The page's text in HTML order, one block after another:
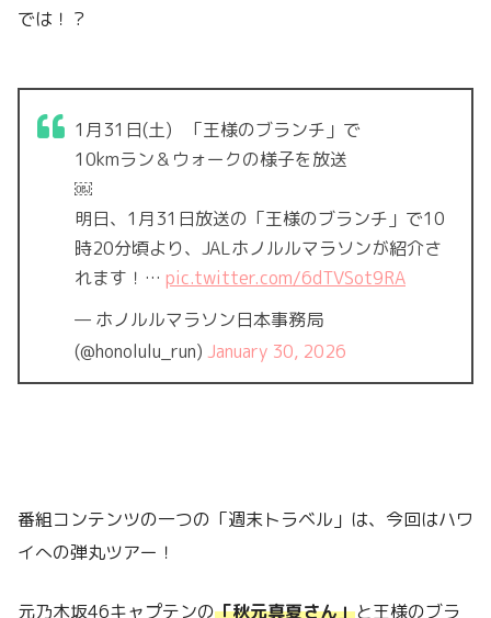
では！？
1月31日(土) 「王様のブランチ」で
10kmラン＆ウォークの様子を放送
￼
明日、1月31日放送の「王様のブランチ」で10
時20分頃より、JALホノルルマラソンが紹介さ
れます！… pic.twitter.com/6dTVSot9RA
— ホノルルマラソン日本事務局
(@honolulu_run) January 30, 2026
番組コンテンツの一つの「週末トラベル」は、今回はハワ
イへの弾丸ツアー！
元乃木坂46キャプテンの「秋元真夏さん」と王様のブラ